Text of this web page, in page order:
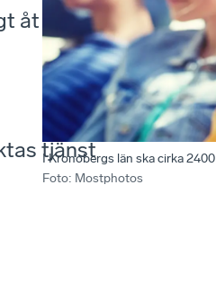
åt
tjänst
I Kronobergs län ska cirka
Foto: Mostphotos